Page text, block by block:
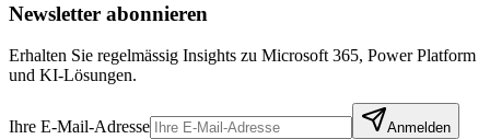
Newsletter abonnieren
Erhalten Sie regelmässig Insights zu Microsoft 365, Power Platform
und KI-Lösungen.
Ihre E-Mail-Adresse Anmelden